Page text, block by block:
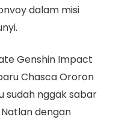
dalam misi
Genshin Impact
Chasca Ororon
sudah nggak sabar
dengan